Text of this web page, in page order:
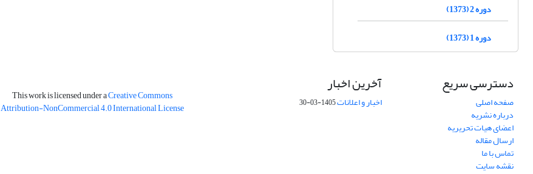
دوره 2 (1373)
دوره 1 (1373)
دسترسی سریع
صفحه اصلی
درباره نشریه
اعضای هیات تحریریه
ارسال مقاله
تماس با ما
نقشه سایت
آخرین اخبار
اخبار و اعلانات1405-03-30
This work is licensed under aCreative Commons
Attribution-NonCommercial 4.0 International License